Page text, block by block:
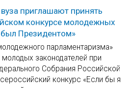
приглашают принять
конкурсе молодежных
Президентом»
парламентаризма»
законодателей при
Собрания Российской
конкурс «Если бы я